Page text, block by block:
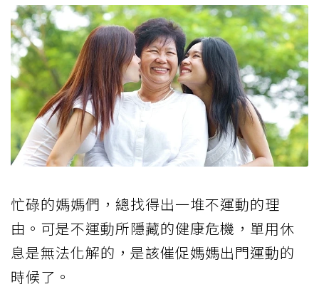
忙碌的媽媽們，總找得出一堆不運動的理
由。可是不運動所隱藏的健康危機，單用休
息是無法化解的，是該催促媽媽出門運動的
時候了。